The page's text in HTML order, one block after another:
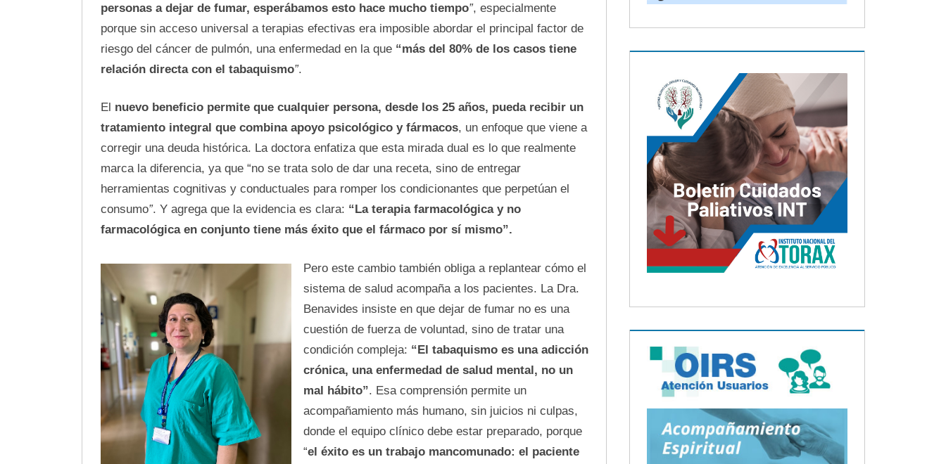
personas a dejar de fumar, esperábamos esto hace mucho tiempo”, especialmente
porque sin acceso universal a terapias efectivas era imposible abordar el principal factor de
riesgo del cáncer de pulmón, una enfermedad en la que “más del 80% de los casos tiene
relación directa con el tabaquismo”.
El nuevo beneficio permite que cualquier persona, desde los 25 años, pueda recibir un
tratamiento integral que combina apoyo psicológico y fármacos, un enfoque que viene a
corregir una deuda histórica. La doctora enfatiza que esta mirada dual es lo que realmente
marca la diferencia, ya que “no se trata solo de dar una receta, sino de entregar
herramientas cognitivas y conductuales para romper los condicionantes que perpetúan el
consumo”. Y agrega que la evidencia es clara: “La terapia farmacológica y no
farmacológica en conjunto tiene más éxito que el fármaco por sí mismo”.
Pero este cambio también obliga a replantear cómo el
sistema de salud acompaña a los pacientes. La Dra.
Benavides insiste en que dejar de fumar no es una
cuestión de fuerza de voluntad, sino de tratar una
condición compleja: “El tabaquismo es una adicción
crónica, una enfermedad de salud mental, no un
mal hábito”. Esa comprensión permite un
acompañamiento más humano, sin juicios ni culpas,
donde el equipo clínico debe estar preparado, porque
“el éxito es un trabajo mancomunado: el paciente